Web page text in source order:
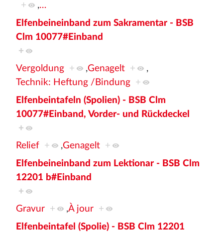
+
,…
Elfenbeineinband zum Sakramentar - BSB
Clm 10077#Einband
+
Vergoldung + ,Genagelt +
,
Technik: Heftung /Bindung +
Elfenbeintafeln (Spolien) - BSB Clm
10077#Einband, Vorder- und Rückdeckel
+
Relief + ,Genagelt +
Elfenbeineinband zum Lektionar - BSB Clm
12201 b#Einband
+
Gravur + ,À jour +
Elfenbeintafel (Spolie) - BSB Clm 12201